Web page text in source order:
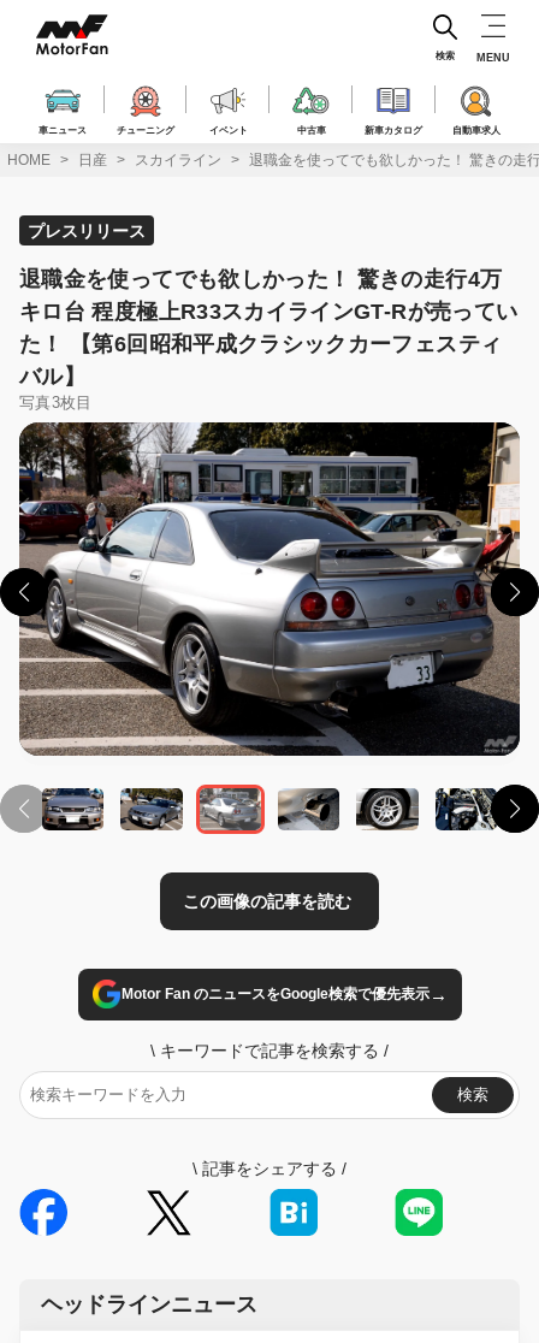
ス
車ニュース チューニング イベント 中古車 新車カタログ 自動車求人
検索 MENU
HOME 日産 スカイライン 退職金を使ってでも欲しかった！ 驚きの走
プレスリリース
退職金を使ってでも欲しかった！ 驚きの走行4万
キロ台 程度極上R33スカイラインGT-Rが売ってい
た！ 【第6回昭和平成クラシックカーフェスティ
バル】
写真3枚目
この画像の記事を読む
Motor Fan のニュースをGoogle検索で優先表示→
\ キーワードで記事を検索する /
検索
\ 記事をシェアする /
ヘッドラインニュース